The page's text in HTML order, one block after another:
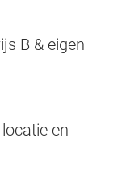
B & eigen
en